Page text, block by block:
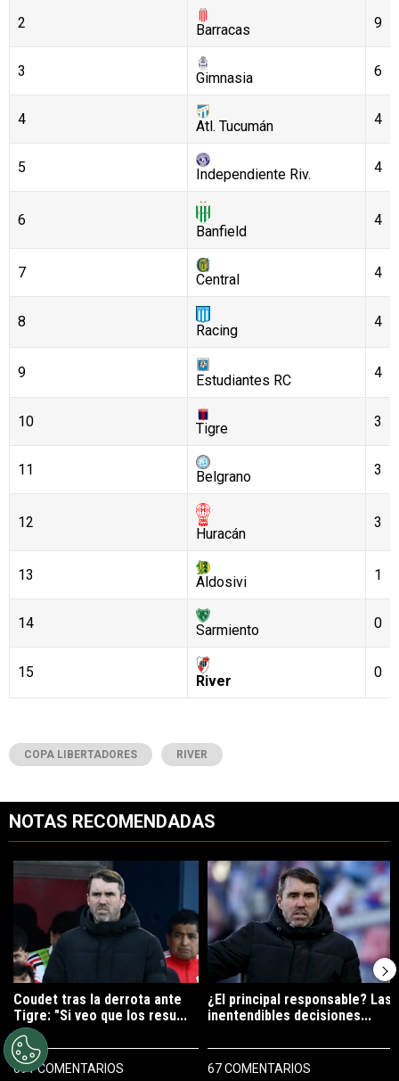
2 Barracas 9
3 Gimnasia 6
4 Atl. Tucumán 4
5 Independiente Riv. 4
6
Banfield
4
7 Central 4
8
Racing
4
9 Estudiantes RC 4
10 Tigre 3
11 Belgrano 3
12
Huracán
3
13 Aldosivi 1
14 Sarmiento 0
15
River
0
COPA LIBERTADORES RIVER
NOTAS RECOMENDADAS
Un artículo de tendencia con el título "Coudet tras la derrota ante
Coudet tras la derrota ante
Tigre: "Si veo que los resu...
691 COMENTARIOS
Un artículo de tendencia con el
¿El principal responsable? Las
inentendibles decisiones...
67 COMENTARIOS